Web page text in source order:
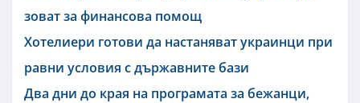
зоват за финансова помощ
Хотелиери готови да настаняват украинци при
равни условия с държавните бази
Два дни до края на програмата за бежанци,